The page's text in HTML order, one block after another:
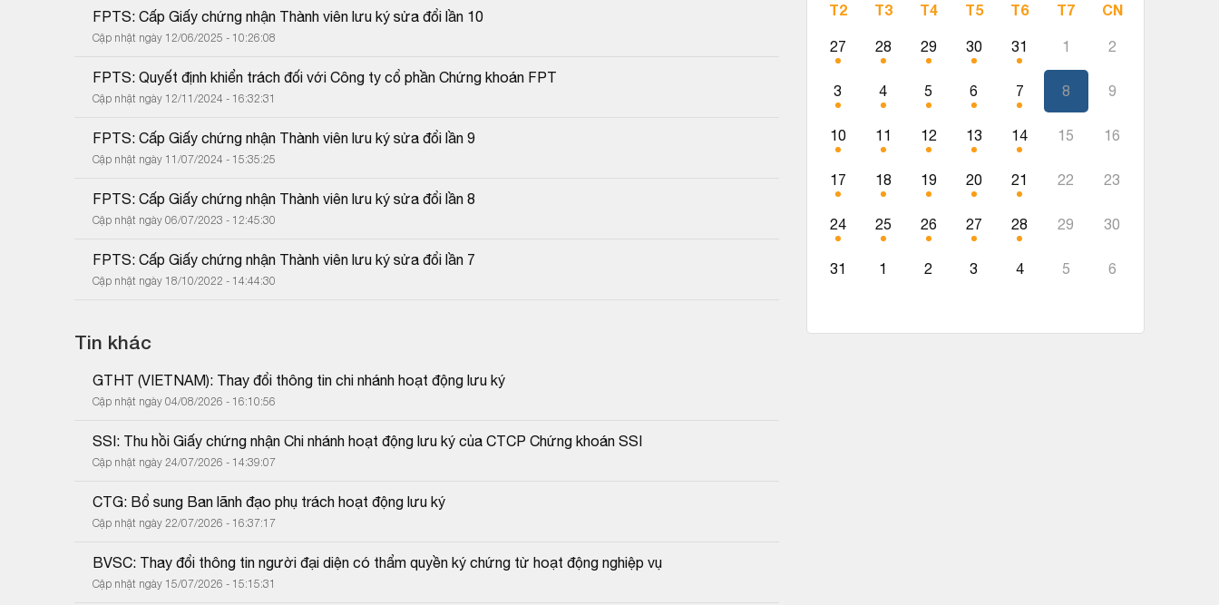
FPTS: Cấp Giấy chứng nhận Thành viên lưu ký sửa đổi lần 10
Cập nhật ngày 12/06/2025 - 10:26:08
FPTS: Quyết định khiển trách đối với Công ty cổ phần Chứng khoán FPT
Cập nhật ngày 12/11/2024 - 16:32:31
FPTS: Cấp Giấy chứng nhận Thành viên lưu ký sửa đổi lần 9
Cập nhật ngày 11/07/2024 - 15:35:25
FPTS: Cấp Giấy chứng nhận Thành viên lưu ký sửa đổi lần 8
Cập nhật ngày 06/07/2023 - 12:45:30
FPTS: Cấp Giấy chứng nhận Thành viên lưu ký sửa đổi lần 7
Cập nhật ngày 18/10/2022 - 14:44:30
Tin khác
GTHT (VIETNAM): Thay đổi thông tin chi nhánh hoạt động lưu ký
Cập nhật ngày 04/08/2026 - 16:10:56
SSI: Thu hồi Giấy chứng nhận Chi nhánh hoạt động lưu ký của CTCP Chứng khoán SSI
Cập nhật ngày 24/07/2026 - 14:39:07
CTG: Bổ sung Ban lãnh đạo phụ trách hoạt động lưu ký
Cập nhật ngày 22/07/2026 - 16:37:17
BVSC: Thay đổi thông tin người đại diện có thẩm quyền ký chứng từ hoạt động nghiệp vụ
Cập nhật ngày 15/07/2026 - 15:15:31
T2 T3 T4 T5 T6 T7 CN
27 28 29 30 31 1 2
3 4 5 6 7 8 9
10 11 12 13 14 15 16
17 18 19 20 21 22 23
24 25 26 27 28 29 30
31 1 2 3 4 5 6